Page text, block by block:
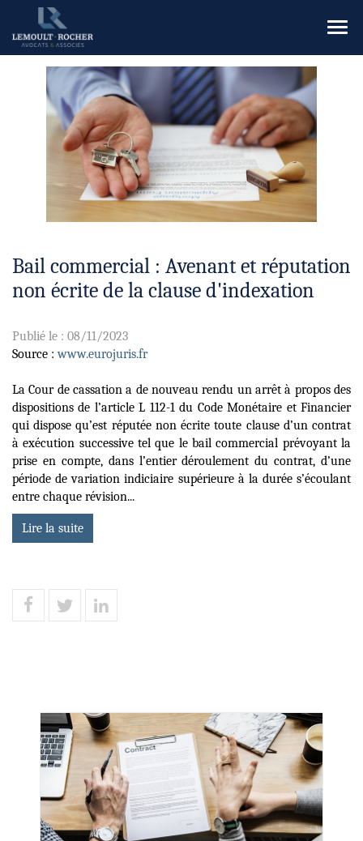
le
Bail commercial : Avenant et réputation
non écrite de la clause d'indexation
Publié le : 08/11/2023
Source :www.eurojuris.fr
La Cour de cassation a de nouveau rendu un arrêt à propos des
dispositions de l’article L 112-1 du Code Monétaire et Financier
qui dispose qu’est réputée non écrite toute clause d’un contrat
à exécution successive tel que le bail commercial prévoyant la
prise en compte, dans l’entier déroulement du contrat, d’une
période de variation indiciaire supérieure à la durée s’écoulant
entre chaque révision...
Lire la suite